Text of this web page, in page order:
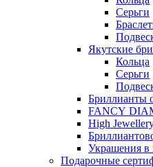
Серьги
Якутские
Кольца
Серьги
Бриллианты
FANCY
High
Украшения в
Подарочные